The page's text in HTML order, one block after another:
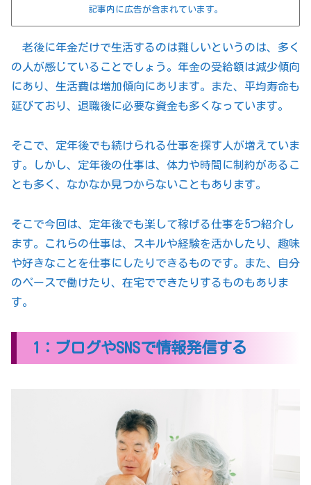
記事内に広告が含まれています。
老後に年金だけで生活するのは難しいというのは、多く
の人が感じていることでしょう。年金の受給額は減少傾向
にあり、生活費は増加傾向にあります。また、平均寿命も
延びており、退職後に必要な資金も多くなっています。
そこで、定年後でも続けられる仕事を探す人が増えていま
す。しかし、定年後の仕事は、体力や時間に制約があるこ
とも多く、なかなか見つからないこともあります。
そこで今回は、定年後でも楽して稼げる仕事を5つ紹介し
ます。これらの仕事は、スキルや経験を活かしたり、趣味
や好きなことを仕事にしたりできるものです。また、自分
のペースで働けたり、在宅でできたりするものもありま
す。
1：ブログやSNSで情報発信する